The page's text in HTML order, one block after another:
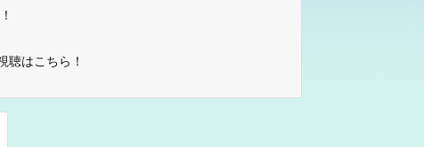
聴はこちら！